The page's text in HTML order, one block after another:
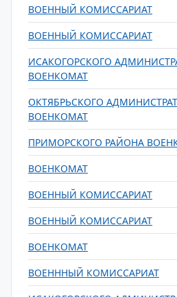
ВОЕННЫЙ КОМИССАРИАТ
ВОЕННЫЙ КОМИССАРИАТ
ИСАКОГОРСКОГО
ВОЕНКОМАТ
ОКТЯБРЬСКОГО
ВОЕНКОМАТ
ПРИМОРСКОГО РАЙОНА
ВОЕНКОМАТ
ВОЕННЫЙ КОМИССАРИАТ
ВОЕННЫЙ КОМИССАРИАТ
ВОЕНКОМАТ
ВОЕНННЫЙ КОМИССАРИАТ